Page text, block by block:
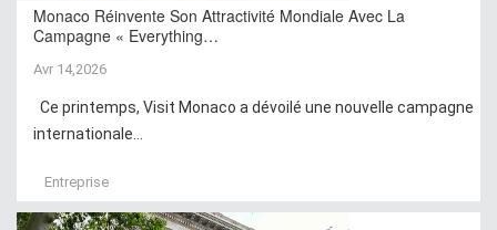
Monaco Réinvente Son Attractivité Mondiale Avec La
Campagne « Everything…
Avr 14,2026
Ce printemps, Visit Monaco a dévoilé une nouvelle campagne
internationale...
Entreprise